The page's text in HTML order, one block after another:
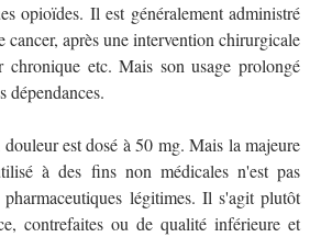
opioïdes. Il est généralement administré
cancer, après une intervention chirurgicale
chronique etc. Mais son usage prolongé
dépendances.
est dosé à 50 mg. Mais la majeure
à des fins non médicales n'est pas
pharmaceutiques légitimes. Il s'agit plutôt
contrefaites ou de qualité inférieure et